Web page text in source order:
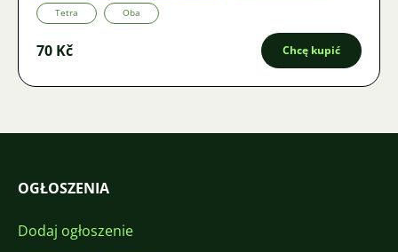
Tetra Oba
70 Kč Chcę kupić
OGŁOSZENIA
Dodaj ogłoszenie